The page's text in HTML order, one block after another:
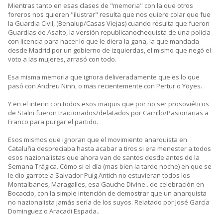
Mientras tanto en esas clases de "memoria" con la que otros
foreros nos quieren "ilustrar" resulta que nos quiere colar que fue
la Guardia Civil, (Benalup/Casas Viejas) cuando resulta que fueron
Guardias de Asalto, la versión republicanochequista de una policía
con licencia para hacer lo que le diera la gana, la que mandada
desde Madrid por un gobierno de izquierdas, el mismo que negó el
voto a las mujeres, arrasó con todo.
Esa misma memoria que ignora deliveradamente que es lo que
pasó con Andreu Ninn, o mas recientemente con Pertur o Yoyes.
Y en el interin con todos esos maquis que por no ser prosoviéticos
de Stalin fueron traicionados/delatados por Carrillo/Pasionarias a
Franco para purgar el partido.
Esos mismos que ignoran que el movimiento anarquista en
Cataluña despreciaba hasta acabar a tiros si era menester a todos
esos nazionalistas que ahora van de santos desde antes de la
Semana Trágica. Cómo si el día (mas bien la tarde noche) en que se
le dio garrote a Salvador Puig Antich no estuvieran todos los
Montalbanes, Maragalles, esa Gauche Divine.. de celebración en
Bocaccio, con la simple intención de demostrar que un anarquista
no nazionalista jamás sería de los suyos. Relatado por José García
Dominguez o Aracadi Espada..